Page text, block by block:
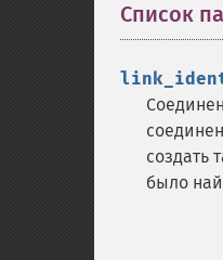
Список
создать
было